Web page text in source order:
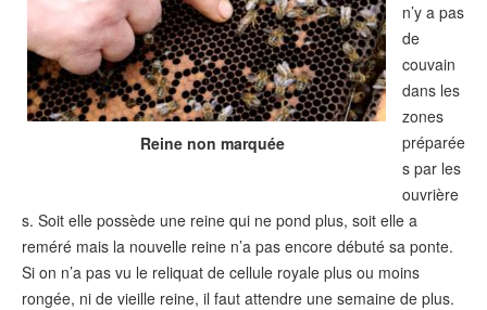
Reine non marquée
n’y a pas
de
couvain
dans les
zones
préparée
s par les
ouvrière
s. Soit elle possède une reine qui ne pond plus, soit elle a
reméré mais la nouvelle reine n’a pas encore débuté sa ponte.
Si on n’a pas vu le reliquat de cellule royale plus ou moins
rongée, ni de vieille reine, il faut attendre une semaine de plus.